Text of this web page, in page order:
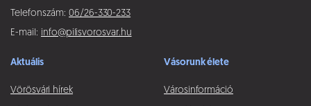
Telefonszám: 06/26-330-233
E-mail: info@pilisvorosvar.hu
Aktuális
Vörösvári hírek
Vásorunk élete
Városinformáció